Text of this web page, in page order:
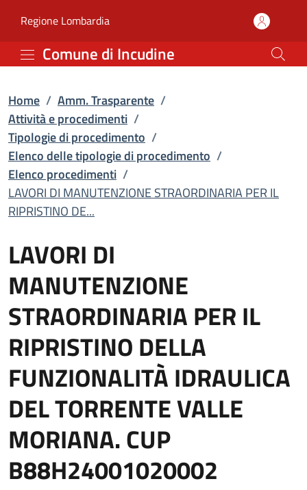
LAVORI DI
Regione Lombardia(apre in un'altra scheda).
Comune di Incudine
Home / Amm. Trasparente /
Attività e procedimenti /
Tipologie di procedimento /
Elenco delle tipologie di procedimento /
Elenco procedimenti /
LAVORI DI MANUTENZIONE STRAORDINARIA PER IL
RIPRISTINO DE...
LAVORI DI
MANUTENZIONE
STRAORDINARIA PER IL
RIPRISTINO DELLA
FUNZIONALITÀ IDRAULICA
DEL TORRENTE VALLE
MORIANA. CUP
B88H24001020002